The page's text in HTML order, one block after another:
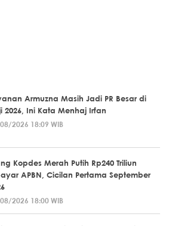
Armuzna Masih Jadi PR Besar di
2026, Ini Kata Menhaj Irfan
2026 18:09 WIB
Kopdes Merah Putih Rp240 Triliun
APBN, Cicilan Pertama September
2026 18:00 WIB